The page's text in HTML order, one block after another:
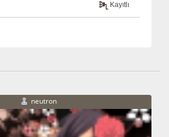
Kayıtlı
neutron